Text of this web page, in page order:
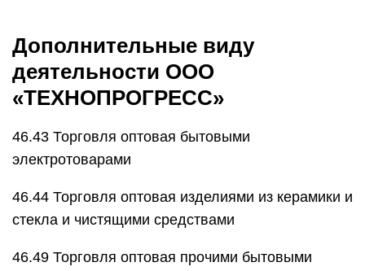
Дополнительные виду
деятельности ООО
«ТЕХНОПРОГРЕСС»
46.43 Торговля оптовая бытовыми
электротоварами
46.44 Торговля оптовая изделиями из керамики и
стекла и чистящими средствами
46.49 Торговля оптовая прочими бытовыми